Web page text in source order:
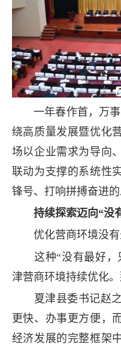
一年春作首，万事
绕高质量发展暨优化
场以企业需求为导向
联动为支撑的系统性
锋号、打响拼搏奋进的
持续探索迈向“没
优化营商环境没有
这种“没有最好，
津营商环境持续优化。
夏津县委书记赵之
更快、办事更方便，
经济发展的完整框架